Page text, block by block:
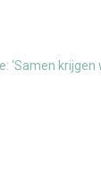
‘Samen krijgen